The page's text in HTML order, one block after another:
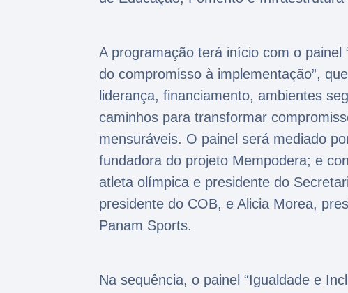
A programação terá início com o
do compromisso à implementação”,
liderança, financiamento, ambientes
caminhos para transformar
mensuráveis. O painel será mediado
fundadora do projeto Mempodera; e
atleta olímpica e presidente do
presidente do COB, e Alicia Morea,
Panam Sports.
Na sequência, o painel “Igualdade e